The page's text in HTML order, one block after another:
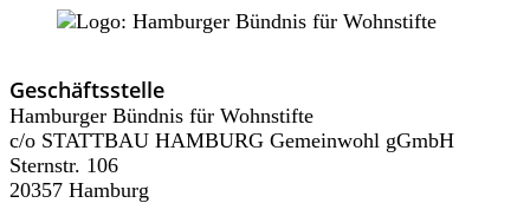
Geschäftsstelle
Hamburger Bündnis für Wohnstifte
c/o STATTBAU HAMBURG Gemeinwohl gGmbH
Sternstr. 106
20357 Hamburg